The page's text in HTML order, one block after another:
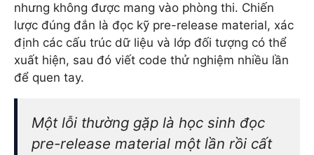
nhưng không được mang vào phòng thi. Chiến
lược đúng đắn là đọc kỹ pre-release material, xác
định các cấu trúc dữ liệu và lớp đối tượng có thể
xuất hiện, sau đó viết code thử nghiệm nhiều lần
để quen tay.
Một lỗi thường gặp là học sinh đọc
pre-release material một lần rồi cất